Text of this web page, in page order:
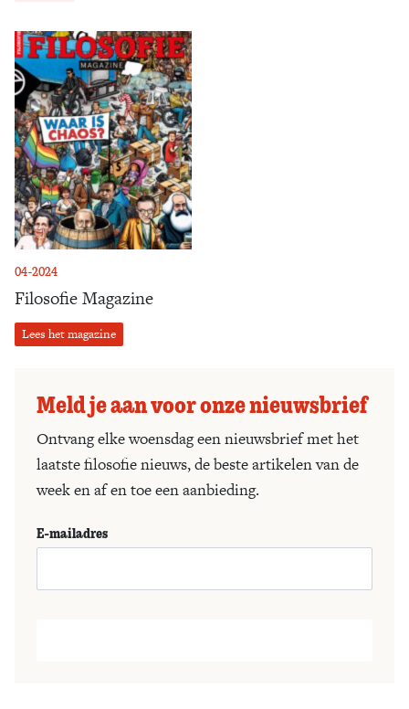
04-2024
Filosofie Magazine
Lees het magazine
Meld je aan voor onze nieuwsbrief
Ontvang elke woensdag een nieuwsbrief met het
laatste filosofie nieuws, de beste artikelen van de
week en af en toe een aanbieding.
E-mailadres